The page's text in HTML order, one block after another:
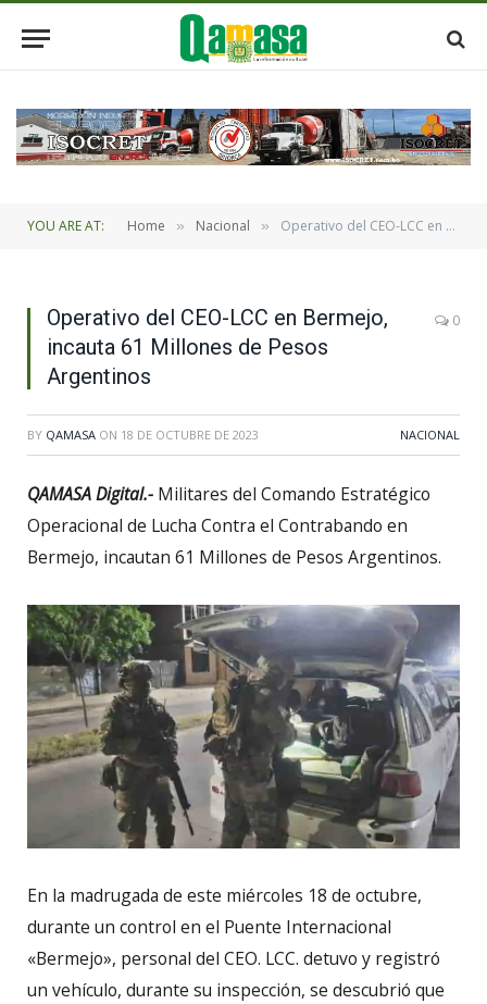
YOU ARE AT: Home » Nacional » Operativo del CEO-LCC en Bermejo, incauta 61 Millones de Pesos Argentinos
Operativo del CEO-LCC en Bermejo,
incauta 61 Millones de Pesos
Argentinos
0
BY QAMASA ON 18 DE OCTUBRE DE 2023 NACIONAL
QAMASA Digital.- Militares del Comando Estratégico
Operacional de Lucha Contra el Contrabando en
Bermejo, incautan 61 Millones de Pesos Argentinos.
En la madrugada de este miércoles 18 de octubre,
durante un control en el Puente Internacional
«Bermejo», personal del CEO. LCC. detuvo y registró
un vehículo, durante su inspección, se descubrió que